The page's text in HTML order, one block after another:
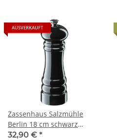
AUSVERKAUFT
Zassenhaus Salzmühle
Berlin 18 cm schwarz
glänzend
32,90 € *